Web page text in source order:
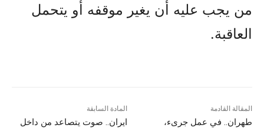
من يجب عليه أن يغير موقفه أو يتحمل
العاقبة.
المادة السابقة
ایران.. صوت یتصاعد من داخل
المقالة القادمة
طهران.. في عمل جریء،